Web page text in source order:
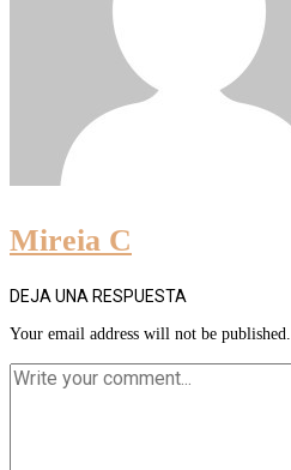
Mireia C
DEJA UNA RESPUESTA
Your email address will not be published.